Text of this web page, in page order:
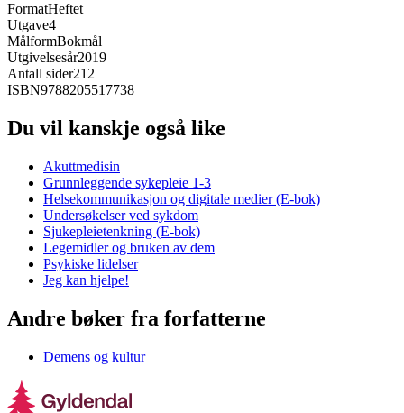
FormatHeftet
Utgave4
MålformBokmål
Utgivelsesår2019
Antall sider212
ISBN9788205517738
Du vil kanskje også like
Akuttmedisin
Grunnleggende sykepleie 1-3
Helsekommunikasjon og digitale medier (E-bok)
Undersøkelser ved sykdom
Sjukepleietenkning (E-bok)
Legemidler og bruken av dem
Psykiske lidelser
Jeg kan hjelpe!
Andre bøker fra forfatterne
Demens og kultur